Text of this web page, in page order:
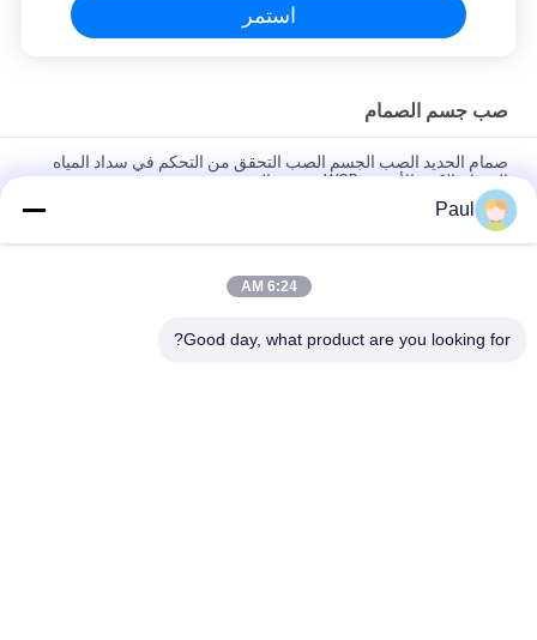
استمر
صب جسم الصمام
صمام الحديد الصب الجسم الصب التحقق من التحكم في سداد المياه
الصمام الكرة الأرضية WCB مزدوج الرف
الصب الرمادي الحديد الراتنج الرملية صب صمام الجسم الصب را
12.5um سطح الخام
فقدت الشمع الدقة الاستثمار صب التحقق من صمام الجسم أجزاء حجم
Paul
6:24 AM
Good day, what product are you looking for?